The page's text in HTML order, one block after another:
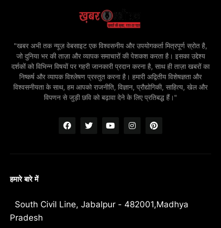
"खबर अभी तक न्यूज़ वेबसाइट एक विश्वसनीय और उपयोगकर्ता मित्रपूर्ण स्रोत है,
जो दुनिया भर की ताज़ा और व्यापक समाचारों की पेशकश करता है। इसका उद्देश्य
दर्शकों को विभिन्न विषयों पर गहरी जानकारी प्रदान करना है, साथ ही ताज़ा खबरों का
निष्कर्ष और व्यापक विश्लेषण प्रस्तुत करना है। हमारी अद्वितीय विशेषज्ञता और
विश्वसनीयता के साथ, हम आपको राजनीति, विज्ञान, प्रौद्योगिकी, साहित्य, खेल और
विपणन से जुड़ी छवि को बढ़ावा देने के लिए प्रतिबद्ध हैं।"
हमारे बारे में
South Civil Line, Jabalpur - 482001,Madhya
Pradesh